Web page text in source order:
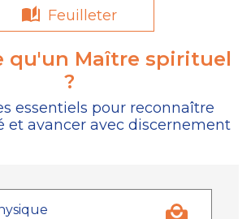
Feuilleter
qu'un Maître spirituel
?
essentiels pour reconnaître
et avancer avec discernement